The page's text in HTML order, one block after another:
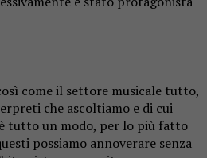
come il settore musicale tutto,
che ascoltiamo e di cui
tutto un modo, per lo più fatto
possiamo annoverare senza